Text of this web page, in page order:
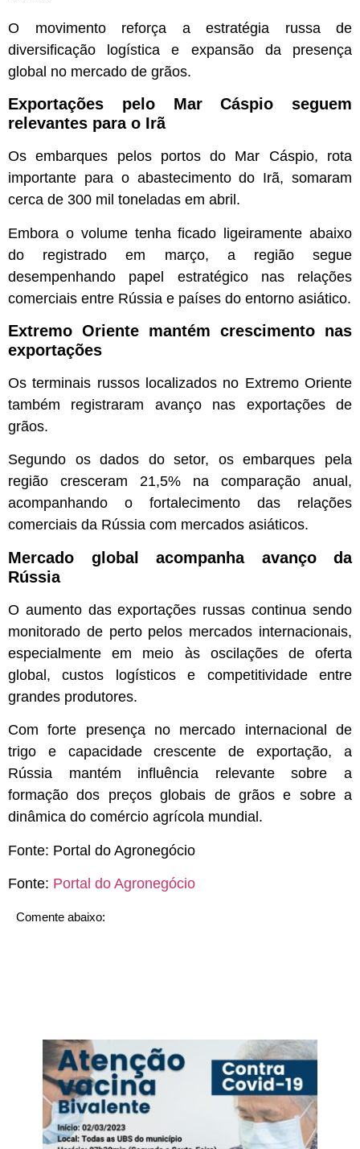
O movimento reforça a estratégia russa de
diversificação logística e expansão da presença
global no mercado de grãos.
Exportações pelo Mar Cáspio seguem
relevantes para o Irã
Os embarques pelos portos do Mar Cáspio, rota
importante para o abastecimento do Irã, somaram
cerca de 300 mil toneladas em abril.
Embora o volume tenha ficado ligeiramente abaixo
do registrado em março, a região segue
desempenhando papel estratégico nas relações
comerciais entre Rússia e países do entorno asiático.
Extremo Oriente mantém crescimento nas
exportações
Os terminais russos localizados no Extremo Oriente
também registraram avanço nas exportações de
grãos.
Segundo os dados do setor, os embarques pela
região cresceram 21,5% na comparação anual,
acompanhando o fortalecimento das relações
comerciais da Rússia com mercados asiáticos.
Mercado global acompanha avanço da
Rússia
O aumento das exportações russas continua sendo
monitorado de perto pelos mercados internacionais,
especialmente em meio às oscilações de oferta
global, custos logísticos e competitividade entre
grandes produtores.
Com forte presença no mercado internacional de
trigo e capacidade crescente de exportação, a
Rússia mantém influência relevante sobre a
formação dos preços globais de grãos e sobre a
dinâmica do comércio agrícola mundial.
Fonte: Portal do Agronegócio
Fonte: Portal do Agronegócio
Comente abaixo: